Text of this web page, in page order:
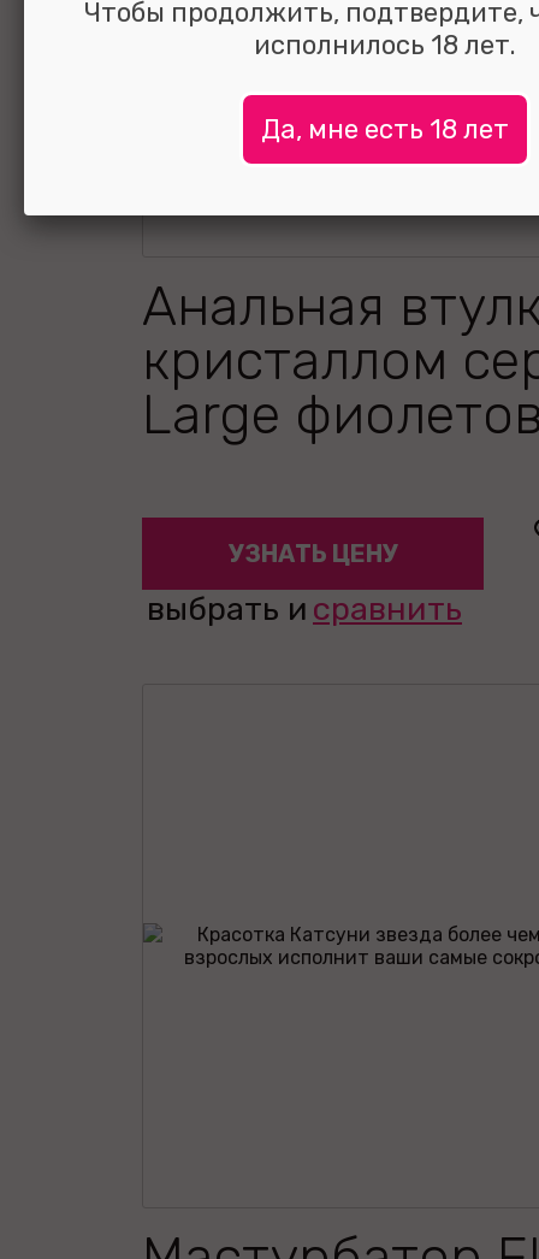
Анальная
кристаллом
Large
УЗНАТЬ ЦЕНУ
выбрать и сравнить
Чтобы продолжить, подтвердите,
исполнилось 18 лет.
Да, мне есть 18 лет